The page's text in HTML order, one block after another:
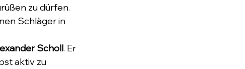
zu dürfen.
Schläger in
Scholl. Er
aktiv zu